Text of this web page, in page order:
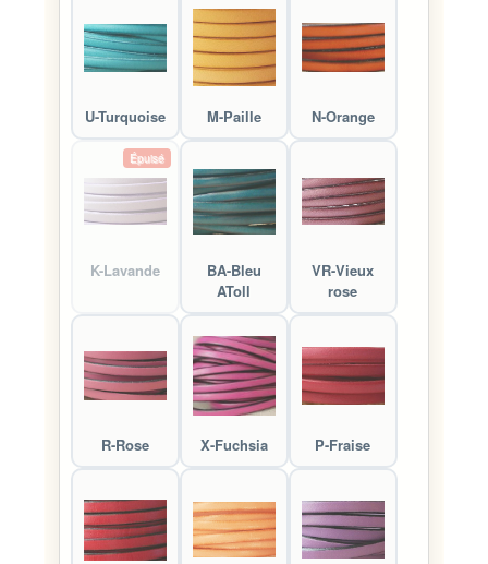
U-Turquoise M-Paille N-Orange
K-Lavande
Épuisé
BA-Bleu
AToll
VR-Vieux
rose
R-Rose X-Fuchsia P-Fraise